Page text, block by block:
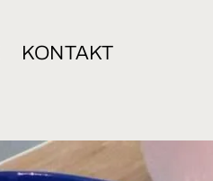
KONTAKT